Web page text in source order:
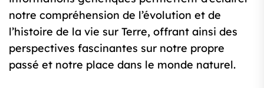
notre compréhension de l’évolution et de
l’histoire de la vie sur Terre, offrant ainsi des
perspectives fascinantes sur notre propre
passé et notre place dans le monde naturel.